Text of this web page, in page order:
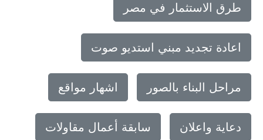
طرق الاستثمار في مصر
اعادة تجديد مبني استديو صوت
مراحل البناء بالصور اشهار مواقع
دعاية واعلان سابقة أعمال مقاولات